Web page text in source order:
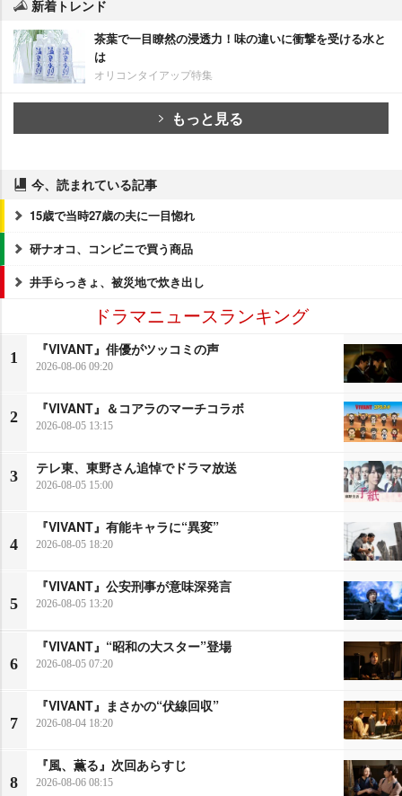
新着トレンド
茶葉で一目瞭然の浸透力！味の違いに衝撃を受ける水と
は
オリコンタイアップ特集
もっと見る
今、読まれている記事
15歳で当時27歳の夫に一目惚れ
研ナオコ、コンビニで買う商品
井手らっきょ、被災地で炊き出し
ドラマニュースランキング
1
『VIVANT』俳優がツッコミの声
2026-08-06 09:20
2
『VIVANT』＆コアラのマーチコラボ
2026-08-05 13:15
3
テレ東、東野さん追悼でドラマ放送
2026-08-05 15:00
4
『VIVANT』有能キャラに“異変”
2026-08-05 18:20
5
『VIVANT』公安刑事が意味深発言
2026-08-05 13:20
6
『VIVANT』“昭和の大スター”登場
2026-08-05 07:20
7
『VIVANT』まさかの“伏線回収”
2026-08-04 18:20
8
『風、薫る』次回あらすじ
2026-08-06 08:15